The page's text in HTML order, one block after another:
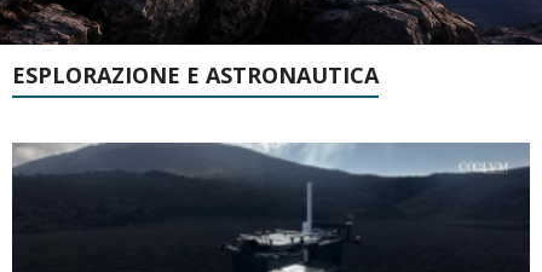
ESPLORAZIONE E ASTRONAUTICA